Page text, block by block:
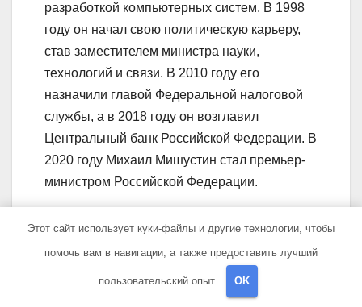
разработкой компьютерных систем. В 1998
году он начал свою политическую карьеру,
став заместителем министра науки,
технологий и связи. В 2010 году его
назначили главой Федеральной налоговой
службы, а в 2018 году он возглавил
Центральный банк Российской Федерации. В
2020 году Михаил Мишустин стал премьер-
министром Российской Федерации.
Какие политические
успехи имеет Михаил
Этот сайт использует куки-файлы и другие технологии, чтобы
помочь вам в навигации, а также предоставить лучший
пользовательский опыт. OK